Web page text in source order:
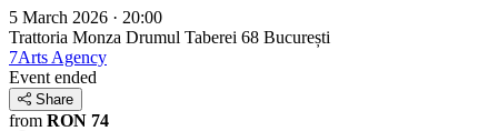
5 March 2026 · 20:00
Trattoria Monza Drumul Taberei 68 București
7Arts Agency
Event ended
Share
from RON 74